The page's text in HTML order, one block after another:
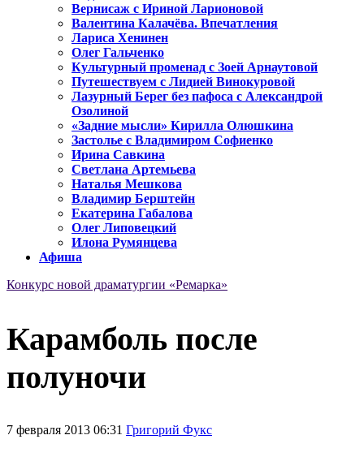
Вернисаж с Ириной Ларионовой
Валентина Калачёва. Впечатления
Лариса Хенинен
Олег Гальченко
Культурный променад с Зоей Арнаутовой
Путешествуем с Лидией Винокуровой
Лазурный Берег без пафоса с Александрой
Озолиной
«Задние мысли» Кирилла Олюшкина
Застолье с Владимиром Софиенко
Ирина Савкина
Светлана Артемьева
Наталья Мешкова
Владимир Берштейн
Екатерина Габалова
Олег Липовецкий
Илона Румянцева
Афиша
Конкурс новой драматургии «Ремарка»
Карамболь после
полуночи
7 февраля 2013 06:31 Григорий Фукс